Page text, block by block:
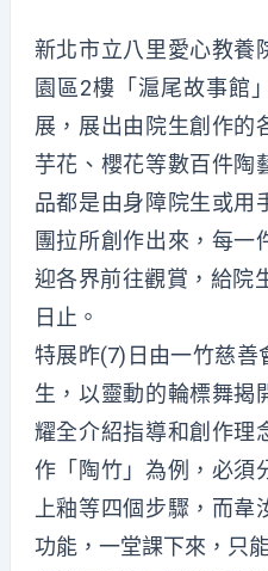
新北市立八里愛心教養
園區2樓「滬尾故事館
展，展出由院生創作的
芋花、櫻花等數百件陶
品都是由身障院生或用
團拉所創作出來，每一
迎各界前往觀賞，給院
日止。
特展昨(7)日由一竹慈善
生，以靈動的輪標舞揭
耀全介紹指導和創作理
作「陶竹」為例，必須
上釉等四個步驟，而韋
功能，一堂課下來，只